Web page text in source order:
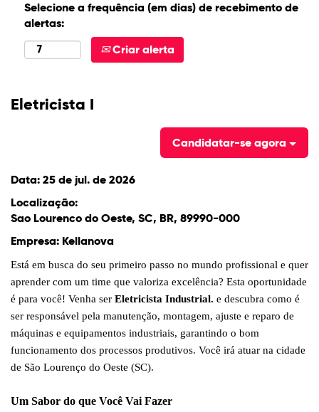
Selecione a frequência (em dias) de recebimento de
alertas:
Criar alerta
Eletricista I
Candidatar-se agora
Data: 25 de jul. de 2026
Localização:
Sao Lourenco do Oeste, SC, BR, 89990-000
Empresa: Kellanova
Está em busca do seu primeiro passo no mundo profissional e quer
aprender com um time que valoriza excelência? Esta oportunidade
é para você! Venha ser Eletricista Industrial. e descubra como é
ser responsável pela manutenção, montagem, ajuste e reparo de
máquinas e equipamentos industriais, garantindo o bom
funcionamento dos processos produtivos. Você irá atuar na cidade
de São Lourenço do Oeste (SC).
Um Sabor do que Você Vai Fazer